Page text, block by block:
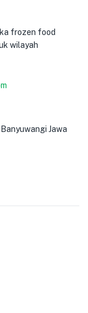
frozen food
wilayah
Jawa